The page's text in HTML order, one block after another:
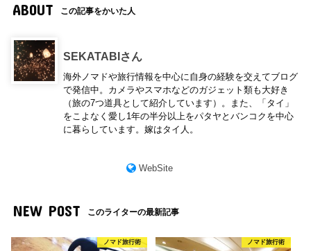
ABOUT この記事をかいた人
SEKATABIさん
海外ノマドや旅行情報を中心に自身の経験を交えてブログ
で発信中。カメラやスマホなどのガジェット類も大好き
（旅の7つ道具として紹介しています）。また、「タイ」
をこよなく愛し1年の半分以上をパタヤとバンコクを中心
に暮らしています。嫁はタイ人。
WebSite
NEW POST このライターの最新記事
ノマド旅行術 ノマド旅行術